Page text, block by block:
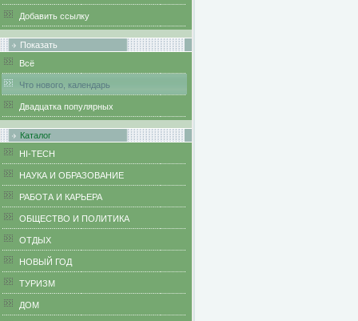
Добавить ссылку
Показать
Всё
Что нового, календарь
Двадцатка популярных
Каталог
HI-TECH
НАУКА И ОБРАЗОВАНИЕ
РАБОТА И КАРЬЕРА
ОБЩЕСТВО И ПОЛИТИКА
ОТДЫХ
НОВЫЙ ГОД
ТУРИЗМ
ДОМ